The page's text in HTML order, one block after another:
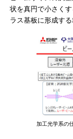
状を真円で小さく
ラス基板に形成す
加工光学系の